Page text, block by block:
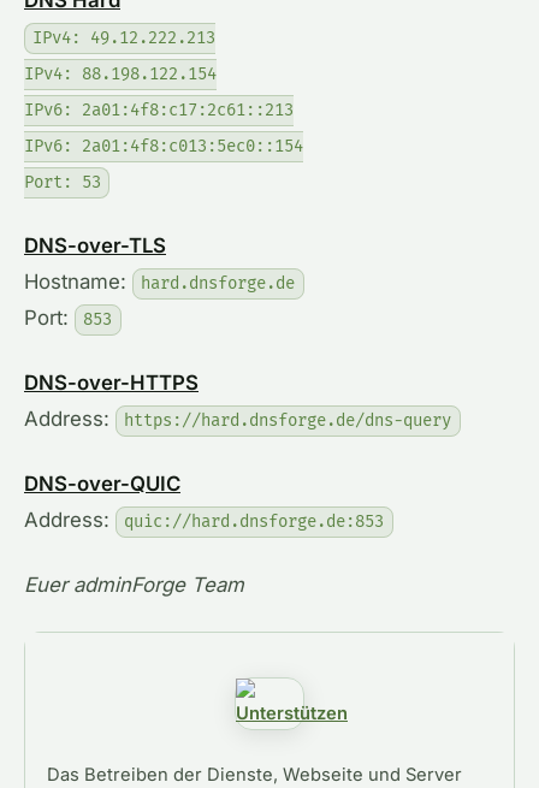
IPv4: 49.12.222.213
IPv4: 88.198.122.154
IPv6: 2a01:4f8:c17:2c61::213
IPv6: 2a01:4f8:c013:5ec0::154
Port: 53
DNS-over-TLS
Hostname:
hard.dnsforge.de
Port: 853
DNS-over-HTTPS
Address:
https://hard.dnsforge.de/dns-query
DNS-over-QUIC
Address:
quic://hard.dnsforge.de:853
Euer adminForge Team
Das Betreiben der Dienste, Webseite und Server